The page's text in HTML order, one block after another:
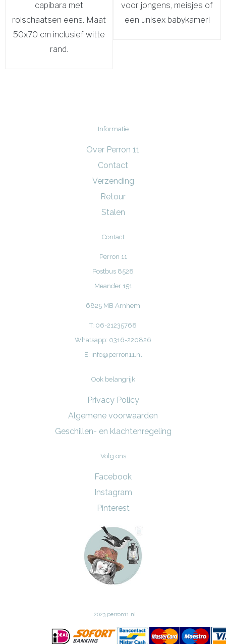
capibara met
rolschaatsen eens. Maat
50x70 cm inclusief witte
rand.
voor jongens, meisjes of
een unisex babykamer!
Informatie
Over Perron 11
Contact
Verzending
Retour
Stalen
Contact
Perron 11
Postbus 8528
Meander 151
6825 MB Arnhem
T: 06-21235768
Whatsapp: 0316-220826
E: info@perron11.nl
Ook belangrijk
Privacy Policy
Algemene voorwaarden
Geschillen- en klachtenregeling
Volg ons
Facebook
Instagram
Pinterest
2023 perron11.nl